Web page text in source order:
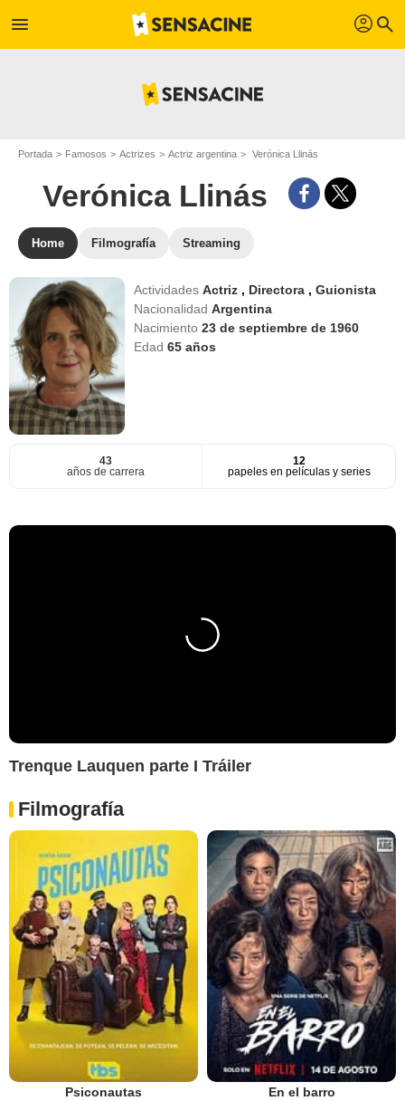
menu profil search
Portada Famosos Actrizes Actriz argentina Verónica Llinás
Verónica Llinás
Home Filmografía Streaming
ActividadesActriz , Directora ,Guionista
NacionalidadArgentina
Nacimiento23 de septiembre de 1960
Edad65 años
43
años de carrera
12
papeles en películas y series
Trenque Lauquen parte I Tráiler
Filmografía
Psiconautas En el barro